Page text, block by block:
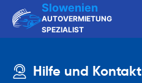
Slowenien
AUTOVERMIETUNG
SPEZIALIST
Hilfe und Kontakt